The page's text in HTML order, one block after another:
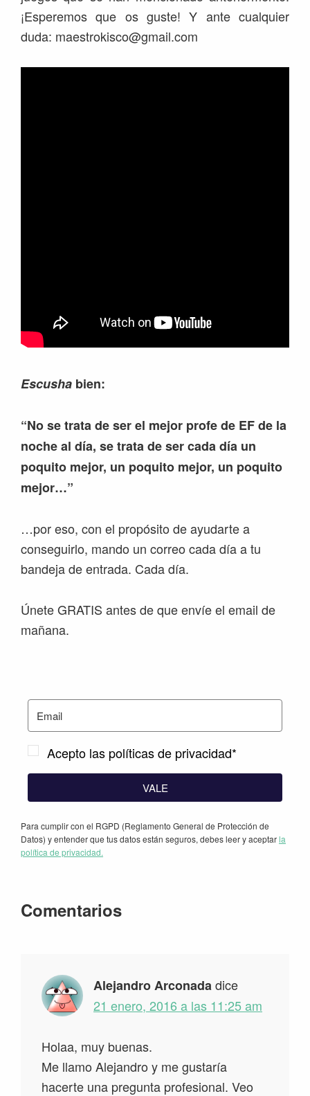
¡Esperemos que os guste! Y ante cualquier
duda: maestrokisco@gmail.com
Escusha bien:
“No se trata de ser el mejor profe de EF de la
noche al día, se trata de ser cada día un
poquito mejor, un poquito mejor, un poquito
mejor…”
…por eso, con el propósito de ayudarte a
conseguirlo, mando un correo cada día a tu
bandeja de entrada. Cada día.
Únete GRATIS antes de que envíe el email de
mañana.
Acepto las políticas de privacidad*
VALE
Para cumplir con el RGPD (Reglamento General de Protección de
Datos) y entender que tus datos están seguros, debes leer y aceptarla
política de privacidad.
Interacciones
lectores
Comentarios
Alejandro Arconadadice
21 enero, 2016 a las 11:25 am
Holaa, muy buenas.
Me llamo Alejandro y me gustaría
hacerte una pregunta profesional. Veo